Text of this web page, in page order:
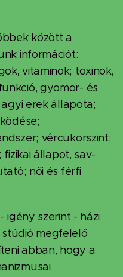
között a
információt:
vitaminok; toxinok,
gyomor- és
erek állapota;
vércukorszint;
állapot, sav-
női és férfi
igény szerint - házi
megfelelő
abban, hogy a